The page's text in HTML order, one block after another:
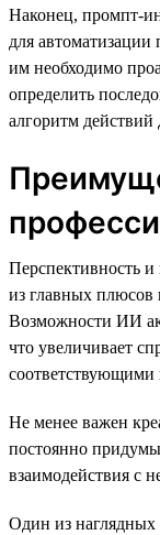
Наконец, промпт-
для автоматизации
им необходимо
определить
алгоритм действий
Перспективность
из главных
Возможности ИИ
что увеличивает
соответствующими
Не менее важен
постоянно
взаимодействия с
Один из